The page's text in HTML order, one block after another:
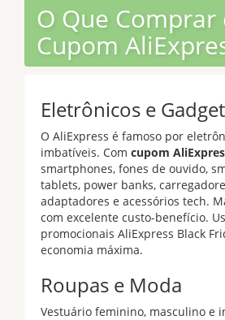
O Que Comprar
Cupom
Eletrônicos e
O AliExpress é famoso por
imbatíveis. Com cupom
smartphones, fones de ouvido,
tablets, power banks,
adaptadores e acessórios tech.
com excelente custo-benefício.
promocionais AliExpress Black
economia máxima.
Roupas e Moda
Vestuário feminino, masculino e